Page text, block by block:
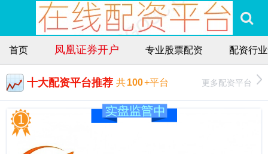
首页 凤凰证券开户 专业股票配资 配资行
十大配资平台推荐 共100+平台 更多配资平台